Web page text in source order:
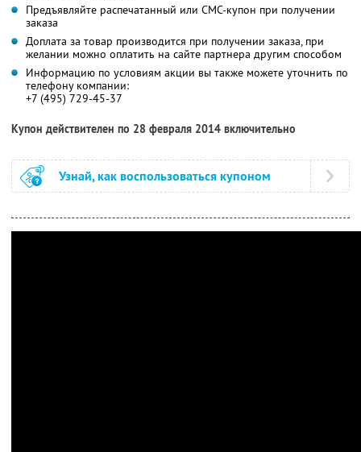
Предъявляйте распечатанный или СМС-купон при получении
заказа
Доплата за товар производится при получении заказа, при
желании можно оплатить на сайте партнера другим способом
Информацию по условиям акции вы также можете уточнить по
телефону компании:
+7 (495) 729-45-37
Купон действителен по 28 февраля 2014 включительно
Узнай, как воспользоваться купоном